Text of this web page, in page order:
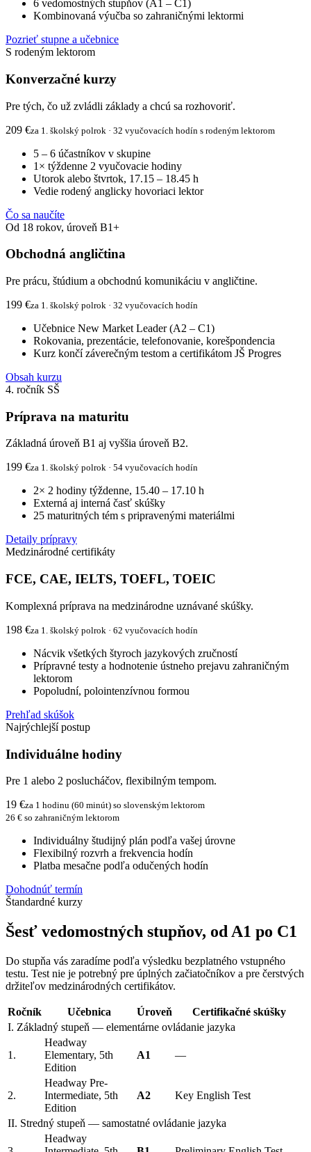
6 vedomostných stupňov (A1 – C1)
Kombinovaná výučba so zahraničnými lektormi
Pozrieť stupne a učebnice
S rodeným lektorom
Konverzačné kurzy
Pre tých, čo už zvládli základy a chcú sa rozhovoriť.
209 €za 1. školský polrok · 32 vyučovacích hodín s rodeným lektorom
5 – 6 účastníkov v skupine
1× týždenne 2 vyučovacie hodiny
Utorok alebo štvrtok, 17.15 – 18.45 h
Vedie rodený anglicky hovoriaci lektor
Čo sa naučíte
Od 18 rokov, úroveň B1+
Obchodná angličtina
Pre prácu, štúdium a obchodnú komunikáciu v angličtine.
199 €za 1. školský polrok · 32 vyučovacích hodín
Učebnice New Market Leader (A2 – C1)
Rokovania, prezentácie, telefonovanie, korešpondencia
Kurz končí záverečným testom a certifikátom JŠ Progres
Obsah kurzu
4. ročník SŠ
Príprava na maturitu
Základná úroveň B1 aj vyššia úroveň B2.
199 €za 1. školský polrok · 54 vyučovacích hodín
2× 2 hodiny týždenne, 15.40 – 17.10 h
Externá aj interná časť skúšky
25 maturitných tém s pripravenými materiálmi
Detaily prípravy
Medzinárodné certifikáty
FCE, CAE, IELTS, TOEFL, TOEIC
Komplexná príprava na medzinárodne uznávané skúšky.
198 €za 1. školský polrok · 62 vyučovacích hodín
Nácvik všetkých štyroch jazykových zručností
Prípravné testy a hodnotenie ústneho prejavu zahraničným
lektorom
Popoludní, polointenzívnou formou
Prehľad skúšok
Najrýchlejší postup
Individuálne hodiny
Pre 1 alebo 2 poslucháčov, flexibilným tempom.
19 €za 1 hodinu (60 minút) so slovenským lektorom
26 € so zahraničným lektorom
Individuálny študijný plán podľa vašej úrovne
Flexibilný rozvrh a frekvencia hodín
Platba mesačne podľa odučených hodín
Dohodnúť termín
Štandardné kurzy
Šesť vedomostných stupňov, od A1 po C1
Do stupňa vás zaradíme podľa výsledku bezplatného vstupného
testu. Test nie je potrebný pre úplných začiatočníkov a pre čerstvých
držiteľov medzinárodných certifikátov.
Ročník Učebnica Úroveň
Certifikačné skúšky
I. Základný stupeň — elementárne ovládanie jazyka
1.
Headway
Elementary, 5th
Edition
A1 —
2.
Headway Pre-
Intermediate, 5th
Edition
A2 Key English Test
II. Stredný stupeň — samostatné ovládanie jazyka
Headway